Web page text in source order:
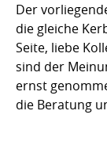
Der
die gleiche
Seite, liebe
sind der
ernst
die Beratung